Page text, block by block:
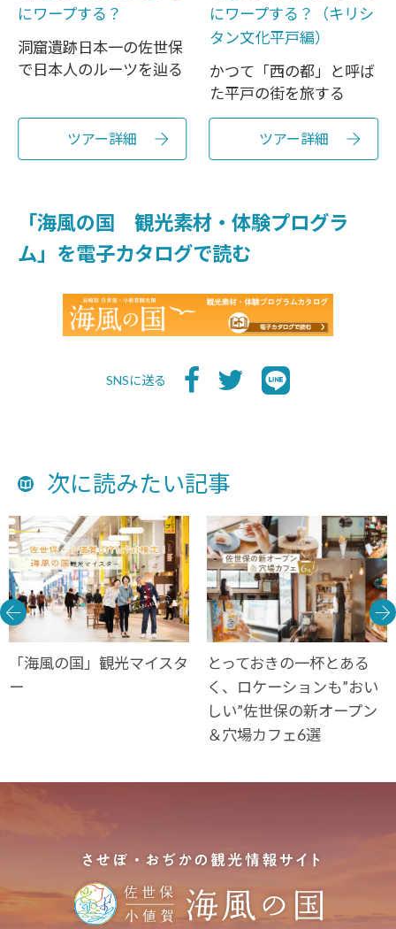
にワープする？
洞窟遺跡日本一の佐世保
で日本人のルーツを辿る
ツアー詳細
にワープする？（キリシ
タン文化平戸編）
かつて「西の都」と呼ば
た平戸の街を旅する
ツアー詳細
「海風の国 観光素材・体験プログラ
ム」を電子カタログで読む
SNSに送る
次に読みたい記事
「海風の国」観光マイスタ
ー
とっておきの一杯とある
く、ロケーションも”おい
しい”佐世保の新オープン
＆穴場カフェ6選